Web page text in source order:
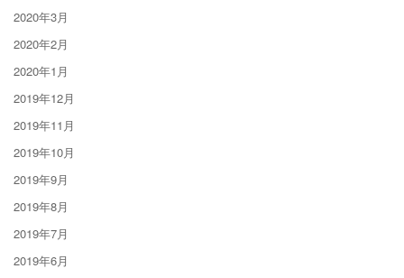
2020年3月
2020年2月
2020年1月
2019年12月
2019年11月
2019年10月
2019年9月
2019年8月
2019年7月
2019年6月